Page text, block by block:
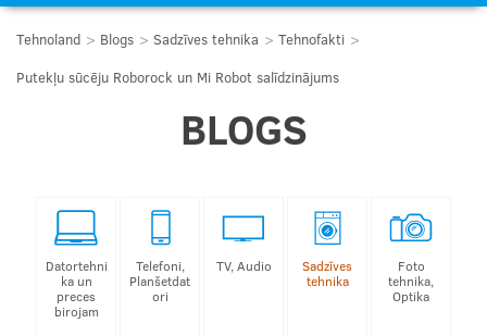
Tehnoland Blogs Sadzīves tehnika
Tehnofakti
Putekļu sūcēju Roborock un Mi Robot salīdzinājums
BLOGS
Datortehni
ka un
preces
birojam
Telefoni,
Planšetdat
ori
TV, Audio
Sadzīves
tehnika
Foto
tehnika,
Optika